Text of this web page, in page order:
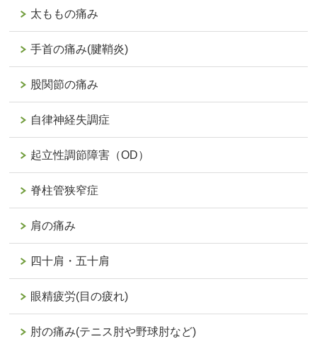
太ももの痛み
手首の痛み(腱鞘炎)
股関節の痛み
自律神経失調症
起立性調節障害（OD）
脊柱管狭窄症
肩の痛み
四十肩・五十肩
眼精疲労(目の疲れ)
肘の痛み(テニス肘や野球肘など)